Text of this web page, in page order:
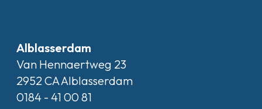
Alblasserdam
Van Hennaertweg 23
2952 CA Alblasserdam
0184 - 41 00 81